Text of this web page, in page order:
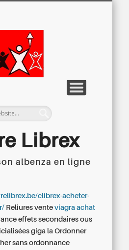
Librex
albenza en ligne
clibrex-acheter-
Reliures venteviagra achat
effets secondaires ous
giga laOrdonner
sans ordonnance